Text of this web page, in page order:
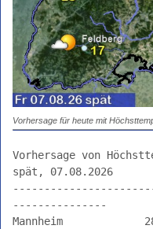
aktuell
heute-
Vorhersage
früh
mittag
spät
Bericht
morgen
Vorhersage für heute mit
Vorhersage von
spät, 07.08.2026
---------------
Mannheim